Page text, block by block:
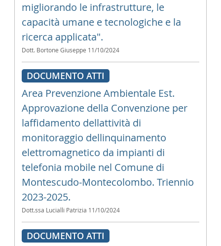
migliorando le infrastrutture, le
capacità umane e tecnologiche e la
ricerca applicata".
Dott. Bortone Giuseppe 11/10/2024
DOCUMENTO ATTI
Area Prevenzione Ambientale Est.
Approvazione della Convenzione per
laffidamento dellattività di
monitoraggio dellinquinamento
elettromagnetico da impianti di
telefonia mobile nel Comune di
Montescudo-Montecolombo. Triennio
2023-2025.
Dott.ssa Lucialli Patrizia 11/10/2024
DOCUMENTO ATTI